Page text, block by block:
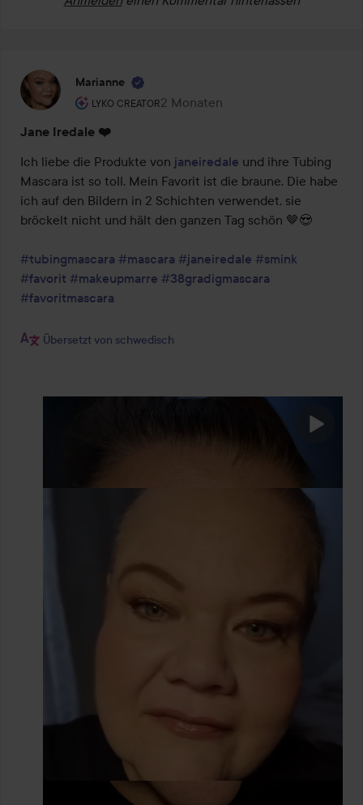
Marianne
LYKO CREATOR
Rolle des Benutzers: Lyko Creator.
2 Monaten
Der Beitrag wurde 2 Monaten
Jane Iredale ❤️
Ich liebe die Produkte von janeiredale und ihre Tubing
Mascara ist so toll. Mein Favorit ist die braune. Die habe
ich auf den Bildern in 2 Schichten verwendet, sie
bröckelt nicht und hält den ganzen Tag schön 🤎😍
#tubingmascara #mascara #janeiredale #smink
#favorit #makeupmarre #38gradigmascara
#favoritmascara
Übersetzt von schwedisch